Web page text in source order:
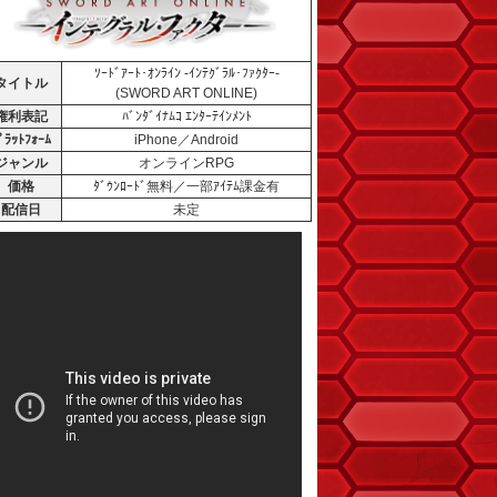
イトル
ｿｰﾄﾞｱｰﾄ･ｵﾝﾗｲﾝ -ｲﾝﾃｸﾞﾗﾙ･ﾌｧｸﾀｰ-
(SWORD ART ONLINE)
利表記
ﾊﾞﾝﾀﾞｲﾅﾑｺ ｴﾝﾀｰﾃｲﾝﾒﾝﾄ
ﾗｯﾄﾌｫｰﾑ
iPhone／Android
ャンル
オンラインRPG
価格
ﾀﾞｳﾝﾛｰﾄﾞ無料／一部ｱｲﾃﾑ課金有
配信日
未定